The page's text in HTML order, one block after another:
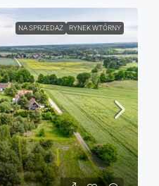
NA SPRZEDAŻ RYNEK WTÓRNY